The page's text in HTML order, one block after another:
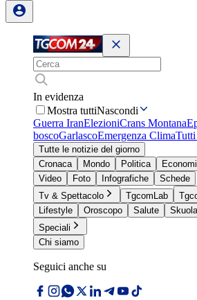
In evidenza
Mostra tuttiNascondi
Guerra IranElezioniCrans Montana
boscoGarlascoEmergenza ClimaTutti
Tutte le notizie del giorno
Cronaca
Mondo Politica
Video
Foto Infografiche
Schede
Tv & Spettacolo
TgcomLab
Lifestyle
Oroscopo Salute Skuola
Speciali
Chi siamo
Seguici anche su